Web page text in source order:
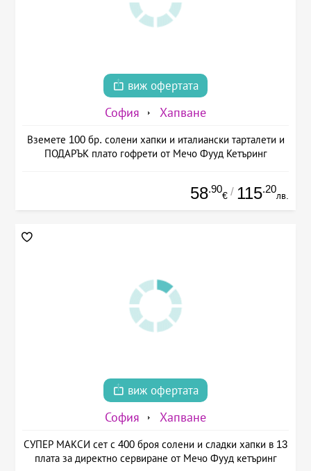
виж офертата
София Хапване
Вземете 100 бр. солени хапки и италиански тарталети и
ПОДАРЪК плато гофрети от Мечо Фууд Кетъринг
58.90
€ / 115.20
лв.
виж офертата
София Хапване
СУПЕР МАКСИ сет с 400 броя солени и сладки хапки в 13
плата за директно сервиране от Мечо Фууд кетъринг